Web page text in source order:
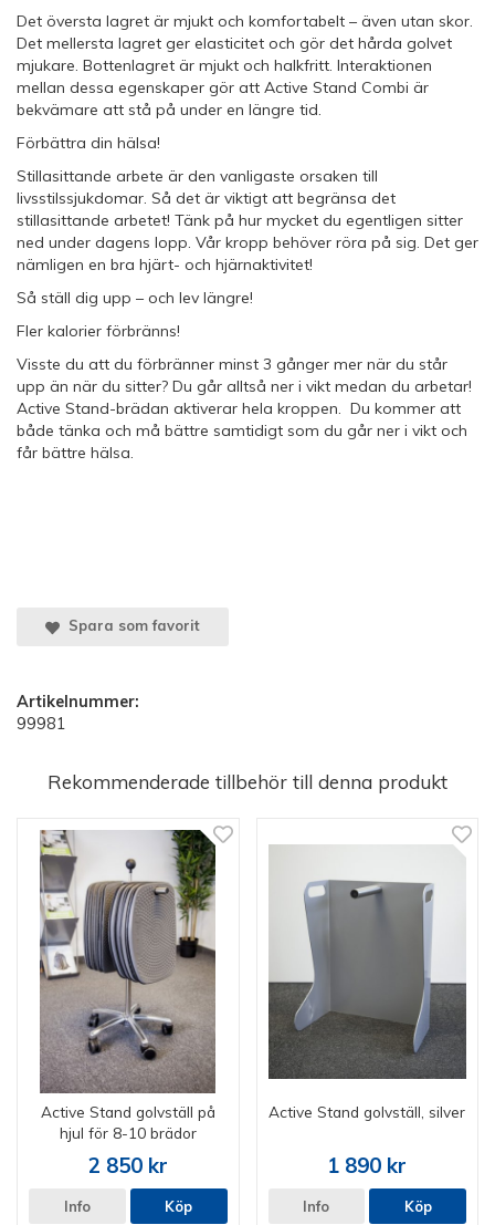
Det översta lagret är mjukt och komfortabelt – även utan skor.
Det mellersta lagret ger elasticitet och gör det hårda golvet
mjukare. Bottenlagret är mjukt och halkfritt. Interaktionen
mellan dessa egenskaper gör att Active Stand Combi är
bekvämare att stå på under en längre tid.
Förbättra din hälsa!
Stillasittande arbete är den vanligaste orsaken till
livsstilssjukdomar. Så det är viktigt att begränsa det
stillasittande arbetet! Tänk på hur mycket du egentligen sitter
ned under dagens lopp. Vår kropp behöver röra på sig. Det ger
nämligen en bra hjärt- och hjärnaktivitet!
Så ställ dig upp – och lev längre!
Fler kalorier förbränns!
Visste du att du förbränner minst 3 gånger mer när du står
upp än när du sitter? Du går alltså ner i vikt medan du arbetar!
Active Stand-brädan aktiverar hela kroppen. Du kommer att
både tänka och må bättre samtidigt som du går ner i vikt och
får bättre hälsa.
Spara som favorit
Artikelnummer:
99981
Rekommenderade tillbehör till denna produkt
Active Stand golvställ på
hjul för 8-10 brädor
2 850 kr
Info Köp
Active Stand golvställ, silver
1 890 kr
Info Köp